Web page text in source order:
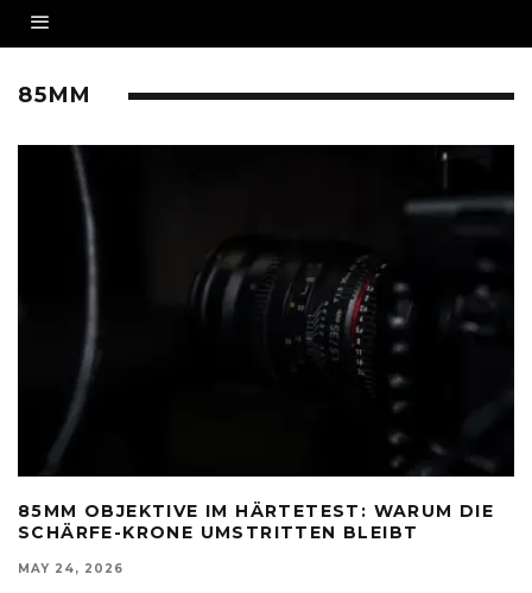
85MM
85MM OBJEKTIVE IM HÄRTETEST: WARUM DIE
SCHÄRFE-KRONE UMSTRITTEN BLEIBT
MAY 24, 2026